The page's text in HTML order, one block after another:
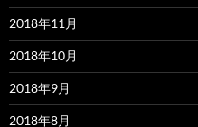
2018年11月
2018年10月
2018年9月
2018年8月